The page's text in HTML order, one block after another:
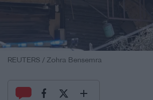
REUTERS / Zohra Bensemra